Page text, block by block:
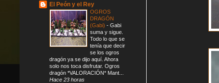
El Peón y el Rey
OGROS
DRAGÓN
(Gabi) - Gabi
suma y sigue.
Todo lo que se
tenía que decir
se los ogros
dragón ya se dijo aquí. Ahora
solo nos toca disfrutar. Ogros
dragón *VALORACIÓN* Mant...
Hace 23 horas